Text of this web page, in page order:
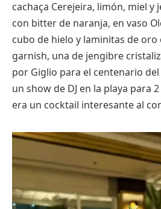
cachaça Cerejeira, limón, miel y
con bitter de naranja, en vaso
cubo de hielo y laminitas de oro
garnish, una de jengibre
por Giglio para el centenario
un show de DJ en la playa para
era un cocktail interesante al